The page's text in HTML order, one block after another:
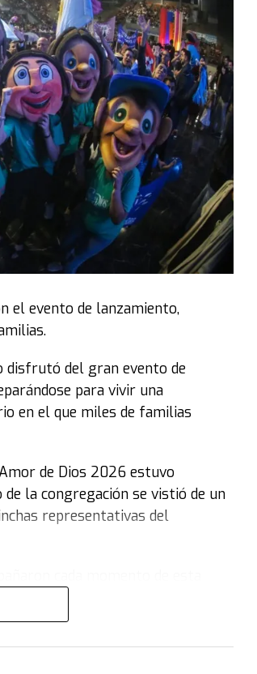
el evento de lanzamiento,
disfrutó del gran evento de
para vivir una
en el que miles de familias
de Dios 2026 estuvo
la congregación se vistió de un
representativas del
obra de teatro sobre la
carteles coloridos, distintos
y el equipo de danza de la